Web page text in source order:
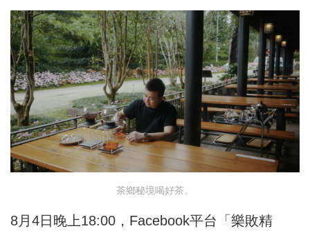
茶鄉秘境喝好茶。
8月4日晚上18:00，Facebook平台「樂敗精